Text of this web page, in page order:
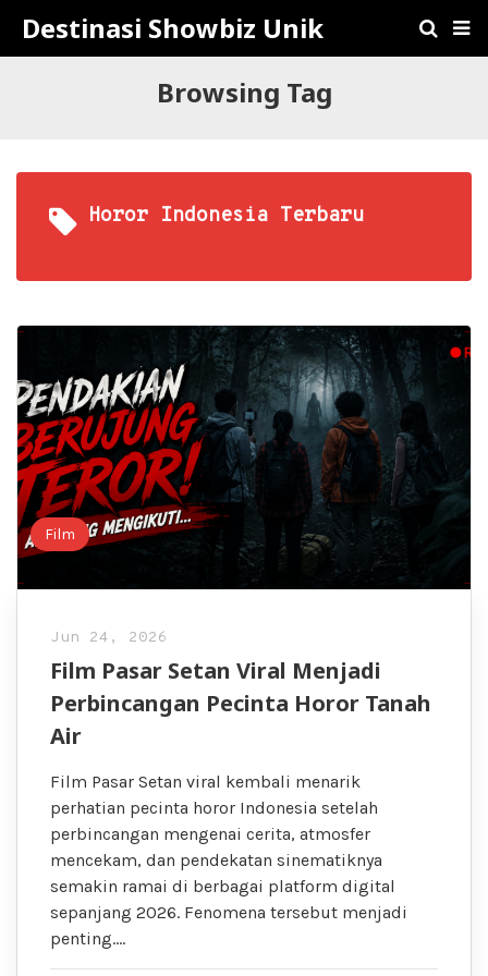
Destinasi Showbiz Unik
Browsing Tag
Horor Indonesia Terbaru
Film
Jun 24, 2026
Film Pasar Setan Viral Menjadi
Perbincangan Pecinta Horor Tanah
Air
Film Pasar Setan viral kembali menarik
perhatian pecinta horor Indonesia setelah
perbincangan mengenai cerita, atmosfer
mencekam, dan pendekatan sinematiknya
semakin ramai di berbagai platform digital
sepanjang 2026. Fenomena tersebut menjadi
penting….